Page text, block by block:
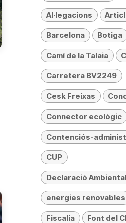
Al·legacions
Barcelona Botiga
Camí de la Talaia
Carretera BV2249
Cesk Freixas
Connector ecològic
Contenciós-
CUP
energies renovables
Fiscalia Font del